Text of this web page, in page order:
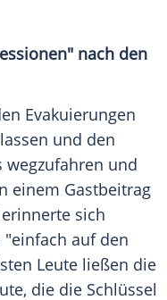
nach den
Evakuierungen
und den
wegzufahren und
einem Gastbeitrag
erinnerte sich
"einfach auf den
Leute ließen die
die die Schlüssel